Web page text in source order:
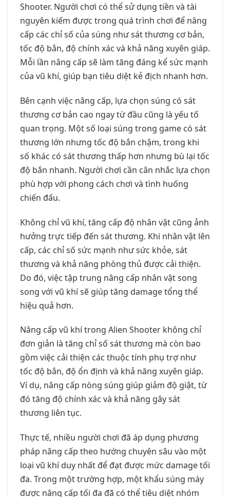
Shooter. Người chơi có thể sử dụng tiền và tài
nguyên kiếm được trong quá trình chơi để nâng
cấp các chỉ số của súng như sát thương cơ bản,
tốc độ bắn, độ chính xác và khả năng xuyên giáp.
Mỗi lần nâng cấp sẽ làm tăng đáng kể sức mạnh
của vũ khí, giúp bạn tiêu diệt kẻ địch nhanh hơn.
Bên cạnh việc nâng cấp, lựa chọn súng có sát
thương cơ bản cao ngay từ đầu cũng là yếu tố
quan trọng. Một số loại súng trong game có sát
thương lớn nhưng tốc độ bắn chậm, trong khi
số khác có sát thương thấp hơn nhưng bù lại tốc
độ bắn nhanh. Người chơi cần cân nhắc lựa chọn
phù hợp với phong cách chơi và tình huống
chiến đấu.
Không chỉ vũ khí, tăng cấp độ nhân vật cũng ảnh
hưởng trực tiếp đến sát thương. Khi nhân vật lên
cấp, các chỉ số sức mạnh như sức khỏe, sát
thương và khả năng phòng thủ được cải thiện.
Do đó, việc tập trung nâng cấp nhân vật song
song với vũ khí sẽ giúp tăng damage tổng thể
hiệu quả hơn.
Nâng cấp vũ khí trong Alien Shooter không chỉ
đơn giản là tăng chỉ số sát thương mà còn bao
gồm việc cải thiện các thuộc tính phụ trợ như
tốc độ bắn, độ ổn định và khả năng xuyên giáp.
Ví dụ, nâng cấp nòng súng giúp giảm độ giật, từ
đó tăng độ chính xác và khả năng gây sát
thương liên tục.
Thực tế, nhiều người chơi đã áp dụng phương
pháp nâng cấp theo hướng chuyên sâu vào một
loại vũ khí duy nhất để đạt được mức damage tối
đa. Trong một trường hợp, một khẩu súng máy
được nâng cấp tối đa đã có thể tiêu diệt nhóm